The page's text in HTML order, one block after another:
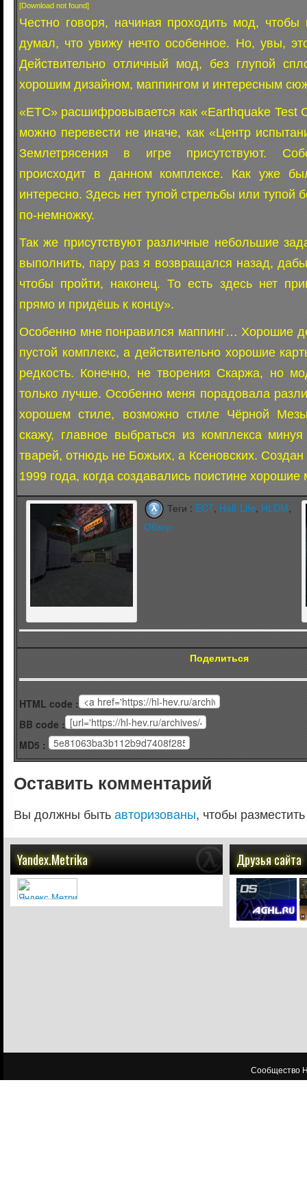
[Download not found]
Честно говоря, начиная проходить мод, чтобы
думал, что увижу нечто особенное. Но, увы,
Действительно отличный мод, без глупой
хорошим дизайном, маппингом и интересным
«ETC» расшифровывается как «Earthquake Test
можно перевести не иначе, как «Центр
Землетрясения в игре присутствуют.
происходит в данном комплексе. Как уже
интересно. Здесь нет тупой стрельбы или тупой
по-немножку.
Так же присутствуют различные небольшие
выполнить, пару раз я возвращался назад,
чтобы пройти, наконец. То есть здесь нет
прямо и придёшь к концу».
Особенно мне понравился маппинг… Хорошие
пустой комплекс, а действительно хорошие
редкость. Конечно, не творения Скаржа, но
только лучше. Особенно меня порадовала
хорошем стиле, возможно стиле Чёрной
скажу, главное выбраться из комплекса
тварей, отнюдь не Божьих, а Ксеновских. Создан
1999 года, когда создавались поистине
Теги : ECT, Half-Life, HLDM,
Обзор
Поделиться
HTML code :
BB code :
MD5 :
Оставить комментарий
Вы должны бытьавторизованы, чтобы
Yandex.Metrika Друзья сайта
Сообщество